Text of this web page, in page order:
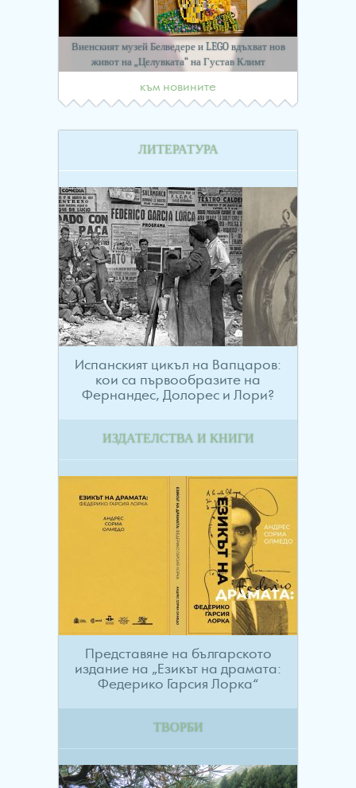
Виенският музей Белведере и LEGO вдъхват нов
живот на „Целувката“ на Густав Климт
към новините
ЛИТЕРАТУРА
Испанският цикъл на Вапцаров:
кои са първообразите на
Фернандес, Долорес и Лори?
ИЗДАТЕЛСТВА И КНИГИ
Представяне на българското
издание на „Езикът на драмата:
Федерико Гарсия Лорка“
ТВОРБИ